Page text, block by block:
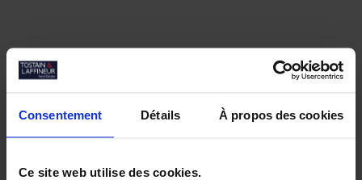
Consentement Détails À propos des cookies
Ce site web utilise des cookies.
Nos biens similaires